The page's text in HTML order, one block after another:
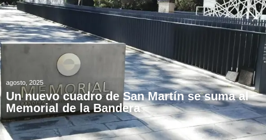
agosto, 2025
Un nuevo cuadro de San Martín se suma al
Memorial de la Bandera